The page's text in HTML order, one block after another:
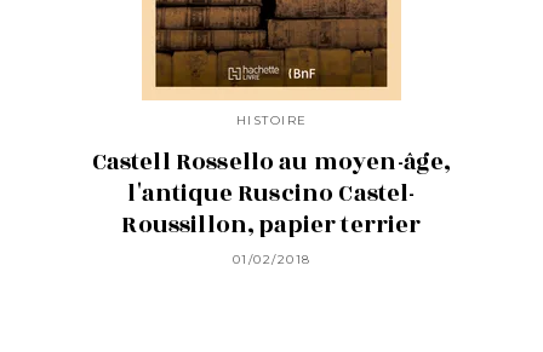
HISTOIRE
Castell Rossello au moyen-âge,
l'antique Ruscino Castel-
Roussillon, papier terrier
01/02/2018